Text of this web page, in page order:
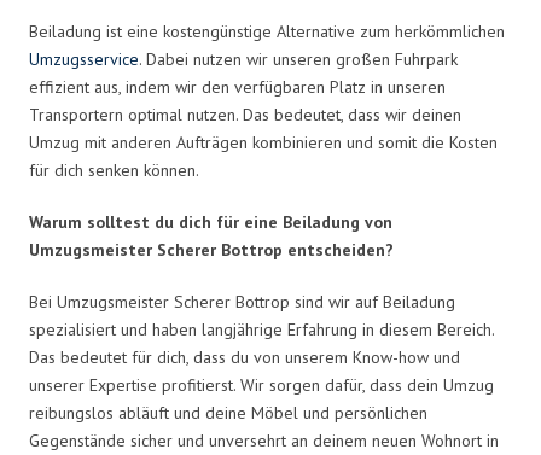
Beiladung ist eine kostengünstige Alternative zum herkömmlichen
Umzugsservice. Dabei nutzen wir unseren großen Fuhrpark
effizient aus, indem wir den verfügbaren Platz in unseren
Transportern optimal nutzen. Das bedeutet, dass wir deinen
Umzug mit anderen Aufträgen kombinieren und somit die Kosten
für dich senken können.
Warum solltest du dich für eine Beiladung von
Umzugsmeister Scherer Bottrop entscheiden?
Bei Umzugsmeister Scherer Bottrop sind wir auf Beiladung
spezialisiert und haben langjährige Erfahrung in diesem Bereich.
Das bedeutet für dich, dass du von unserem Know-how und
unserer Expertise profitierst. Wir sorgen dafür, dass dein Umzug
reibungslos abläuft und deine Möbel und persönlichen
Gegenstände sicher und unversehrt an deinem neuen Wohnort in